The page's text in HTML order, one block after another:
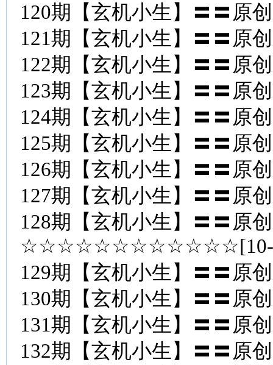
120期【玄机小生】〓〓原
121期【玄机小生】〓〓原
122期【玄机小生】〓〓原
123期【玄机小生】〓〓原
124期【玄机小生】〓〓原
125期【玄机小生】〓〓原
126期【玄机小生】〓〓原
127期【玄机小生】〓〓原
128期【玄机小生】〓〓原
129期【玄机小生】〓〓原
130期【玄机小生】〓〓原
131期【玄机小生】〓〓原
132期【玄机小生】〓〓原